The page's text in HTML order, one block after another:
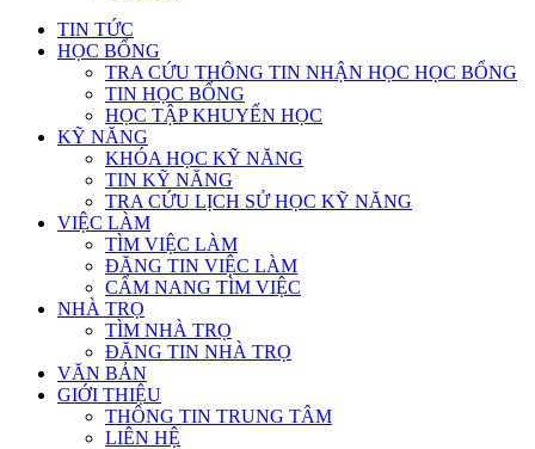
TIN TỨC
HỌC BỔNG
TRA CỨU THÔNG TIN NHẬN HỌC HỌC BỔNG
TIN HỌC BỔNG
HỌC TẬP KHUYẾN HỌC
KỸ NĂNG
KHÓA HỌC KỸ NĂNG
TIN KỸ NĂNG
TRA CỨU LỊCH SỬ HỌC KỸ NĂNG
VIỆC LÀM
TÌM VIỆC LÀM
ĐĂNG TIN VIỆC LÀM
CẨM NANG TÌM VIỆC
NHÀ TRỌ
TÌM NHÀ TRỌ
ĐĂNG TIN NHÀ TRỌ
VĂN BẢN
GIỚI THIỆU
THÔNG TIN TRUNG TÂM
LIÊN HỆ